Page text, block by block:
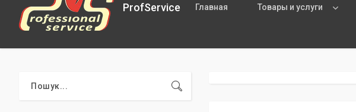
ProfService Главная Товары и услуги